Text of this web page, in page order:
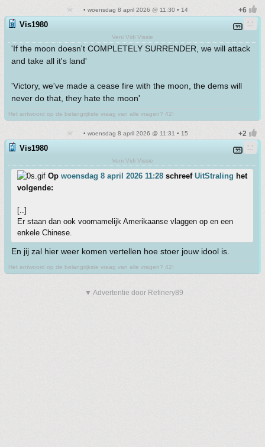
• woensdag 8 april 2026 @ 11:30 • 14
Vis1980
Veni Vidi Vissie
'If the moon doesn't COMPLETELY SURRENDER, we will attack
and take all it's land'
'Victory, we've made a cease fire with the moon, the dems will
never do that, they hate the moon'
Het antwoord op de belangrijkste vraag van alle vragen? 42!
• woensdag 8 april 2026 @ 11:31 • 15
Vis1980
Veni Vidi Vissie
Op woensdag 8 april 2026 11:28 schreef UitStraling het
volgende:
[..]
Er staan dan ook voornamelijk Amerikaanse vlaggen op en een
enkele Chinese.
En jij zal hier weer komen vertellen hoe stoer jouw idool is.
Het antwoord op de belangrijkste vraag van alle vragen? 42!
▼ Advertentie door Refinery89